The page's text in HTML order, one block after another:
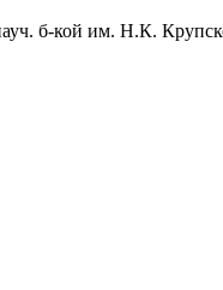
б-кой им. Н.К.